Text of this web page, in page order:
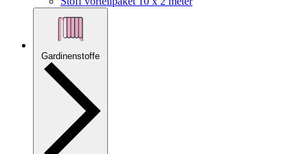
Gardinenstoffe